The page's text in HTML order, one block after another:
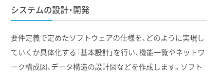
システムの設計・開発
要件定義で定めたソフトウェアの仕様を、どのように実現し
ていくか具体化する「基本設計」を行い、機能一覧やネットワ
ーク構成図、データ構造の設計図などを作成します。ソフト